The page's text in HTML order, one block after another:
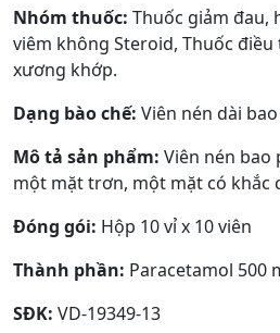
Nhóm thuốc: Thuốc giảm đau,
viêm không Steroid, Thuốc điều
xương khớp.
Dạng bào chế: Viên nén dài
Mô tả sản phẩm: Viên nén bao
một mặt trơn, một mặt có khắc
Đóng gói: Hộp 10 vỉ x 10 viên
Thành phần: Paracetamol 500
SĐK: VD-19349-13